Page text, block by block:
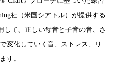
社（米国シアトル）が提供する
して、正しい母音と子音の音、さ
変化していく音、ストレス、リ
す。